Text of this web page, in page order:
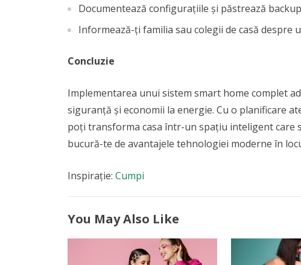
Documentează configurațiile și păstrează
Informează-ți familia sau colegii de casă despre
Concluzie
Implementarea unui sistem smart home complet
siguranță și economii la energie. Cu o planificare
poți transforma casa într-un spațiu inteligent care
bucură-te de avantajele tehnologiei moderne în
Inspirație: Cumpi
You May Also Like